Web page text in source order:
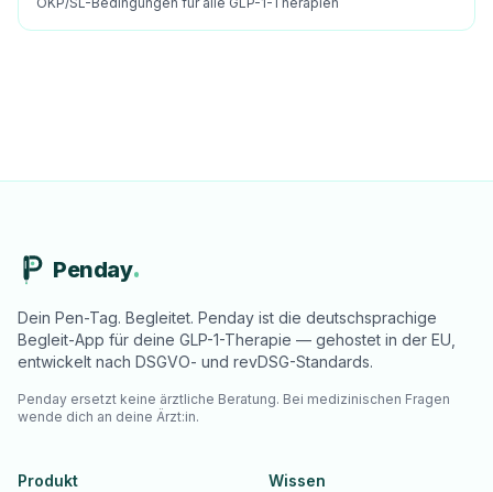
Penday
Dein Pen-Tag. Begleitet. Penday ist die deutschsprachige
Begleit-App für deine GLP-1-Therapie — gehostet in der EU,
entwickelt nach DSGVO- und revDSG-Standards.
Penday ersetzt keine ärztliche Beratung. Bei medizinischen Fragen
wende dich an deine Ärzt:in.
Produkt
Wissen